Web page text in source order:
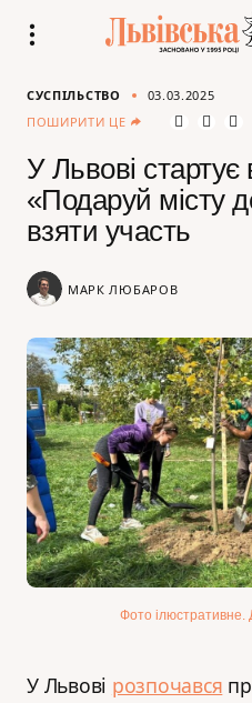
СУСПІЛЬСТВО
03.03.2025
ПОШИРИТИ ЦЕ
У Львові стартує
«Подаруй місту
взяти участь
МАРК ЛЮБАРОВ
Фото ілюстративне.
У Львові розпочався